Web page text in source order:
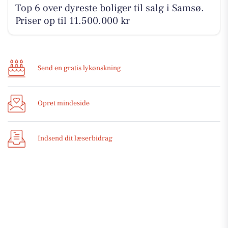
Top 6 over dyreste boliger til salg i Samsø.
Priser op til 11.500.000 kr
Send en gratis lykønskning
Opret mindeside
Indsend dit læserbidrag